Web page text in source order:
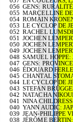
056 GENS:
055 MARCELLINE
054 ROMAIN
053 LE CYCLOP DE
052 RACHEL
051 JOCHEN
050 JOCHEN
049 JOCHEN
048 SAMUEL HOPPE:
047 GENS: PROVINCE
046 ÉDOUARD
045 CHANTAL
044 LE CYCLOP DE
043 STEFAN
042 NATACHA
041 NINA
040 YANN AUDIC:
039 JEAN-PHILIPPE
038 JÉRÔME